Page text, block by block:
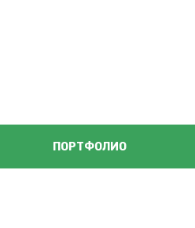
ПОРТФОЛИО